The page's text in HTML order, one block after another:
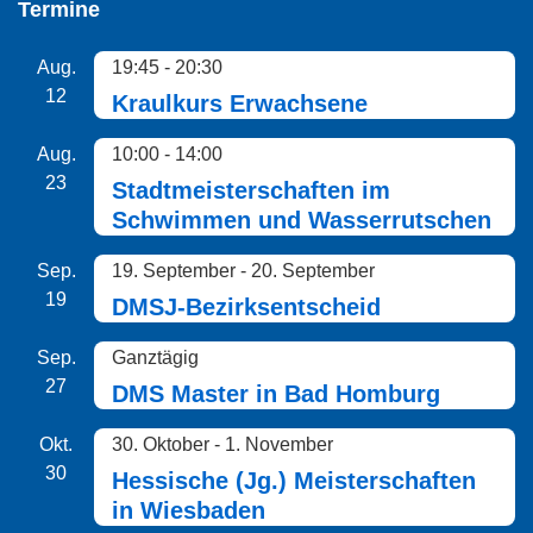
Termine
Aug.
12
19:45 - 20:30
Kraulkurs Erwachsene
Aug.
23
10:00 - 14:00
Stadtmeisterschaften im
Schwimmen und Wasserrutschen
Sep.
19
19. September - 20. September
DMSJ-Bezirksentscheid
Sep.
27
Ganztägig
DMS Master in Bad Homburg
Okt.
30
30. Oktober - 1. November
Hessische (Jg.) Meisterschaften
in Wiesbaden